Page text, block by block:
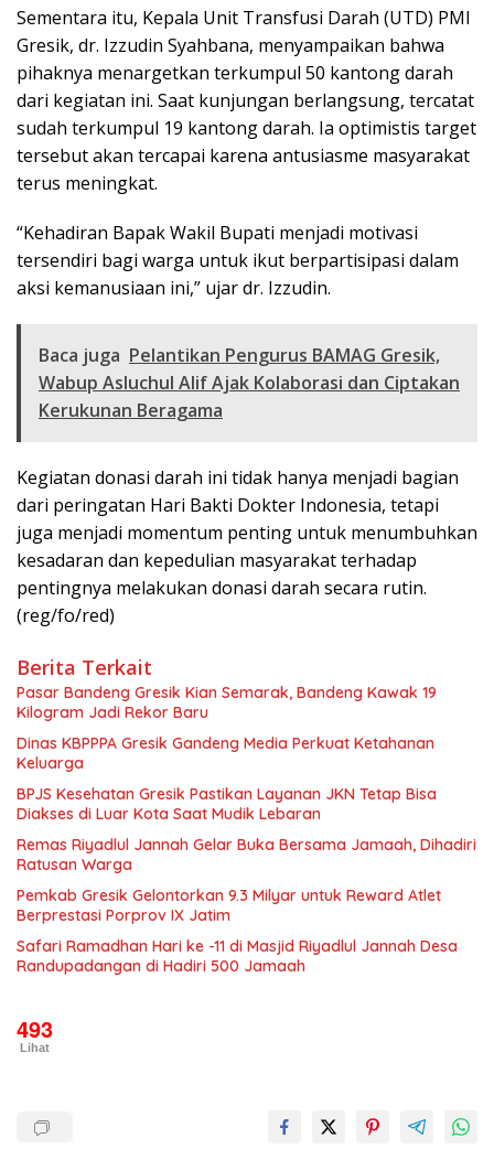
Sementara itu, Kepala Unit Transfusi Darah (UTD) PMI
Gresik, dr. Izzudin Syahbana, menyampaikan bahwa
pihaknya menargetkan terkumpul 50 kantong darah
dari kegiatan ini. Saat kunjungan berlangsung, tercatat
sudah terkumpul 19 kantong darah. Ia optimistis target
tersebut akan tercapai karena antusiasme masyarakat
terus meningkat.
“Kehadiran Bapak Wakil Bupati menjadi motivasi
tersendiri bagi warga untuk ikut berpartisipasi dalam
aksi kemanusiaan ini,” ujar dr. Izzudin.
Baca juga Pelantikan Pengurus BAMAG Gresik,
Wabup Asluchul Alif Ajak Kolaborasi dan Ciptakan
Kerukunan Beragama
Kegiatan donasi darah ini tidak hanya menjadi bagian
dari peringatan Hari Bakti Dokter Indonesia, tetapi
juga menjadi momentum penting untuk menumbuhkan
kesadaran dan kepedulian masyarakat terhadap
pentingnya melakukan donasi darah secara rutin.
(reg/fo/red)
Berita Terkait
Pasar Bandeng Gresik Kian Semarak, Bandeng Kawak 19
Kilogram Jadi Rekor Baru
Dinas KBPPPA Gresik Gandeng Media Perkuat Ketahanan
Keluarga
BPJS Kesehatan Gresik Pastikan Layanan JKN Tetap Bisa
Diakses di Luar Kota Saat Mudik Lebaran
Remas Riyadlul Jannah Gelar Buka Bersama Jamaah, Dihadiri
Ratusan Warga
Pemkab Gresik Gelontorkan 9.3 Milyar untuk Reward Atlet
Berprestasi Porprov IX Jatim
Safari Ramadhan Hari ke -11 di Masjid Riyadlul Jannah Desa
Randupadangan di Hadiri 500 Jamaah
493
Lihat